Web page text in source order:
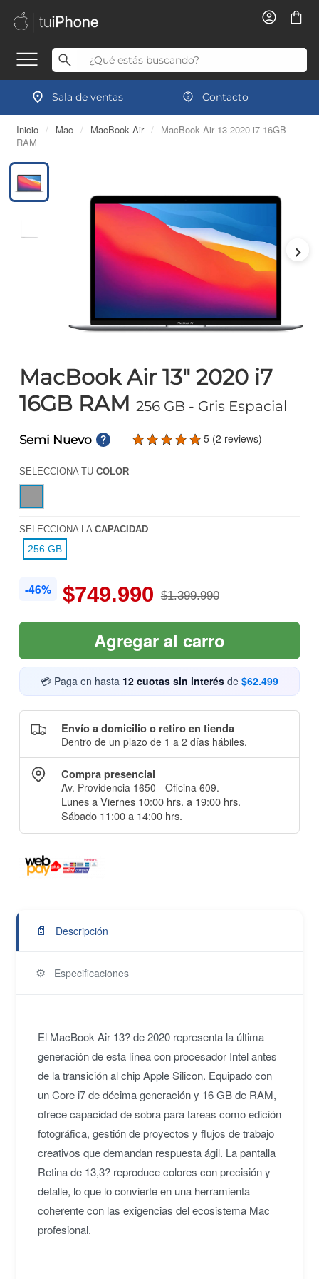
Sala de ventas Contacto
Inicio / Mac / MacBook Air / MacBook Air 13 2020 i7 16GB
RAM
MacBook Air 13" 2020 i7
16GB RAM 256 GB - Gris Espacial
Semi Nuevo 5 (2 reviews)
SELECCIONA TU COLOR
SELECCIONA LA CAPACIDAD
256 GB
-46% $749.990 $1.399.990
Agregar al carro
💳 Paga en hasta 12 cuotas sin interés de $62.499
Envío a domicilio o retiro en tienda
Dentro de un plazo de 1 a 2 días hábiles.
Compra presencial
Av. Providencia 1650 - Oficina 609.
Lunes a Viernes 10:00 hrs. a 19:00 hrs.
Sábado 11:00 a 14:00 hrs.
📄 Descripción
⚙️ Especificaciones
El MacBook Air 13? de 2020 representa la última
generación de esta línea con procesador Intel antes
de la transición al chip Apple Silicon. Equipado con
un Core i7 de décima generación y 16 GB de RAM,
ofrece capacidad de sobra para tareas como edición
fotográfica, gestión de proyectos y flujos de trabajo
creativos que demandan respuesta ágil. La pantalla
Retina de 13,3? reproduce colores con precisión y
detalle, lo que lo convierte en una herramienta
coherente con las exigencias del ecosistema Mac
profesional.